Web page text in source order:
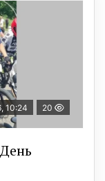
10:24 20